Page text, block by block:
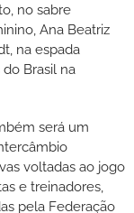
no sabre
Ana Beatriz
na espada
Brasil na
será um
voltadas ao jogo
e treinadores,
pela Federação